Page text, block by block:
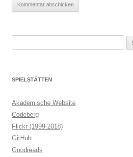
SPIELSTÄTTEN
Akademische Website
Codeberg
Flickr (1999-2018)
GitHub
Goodreads